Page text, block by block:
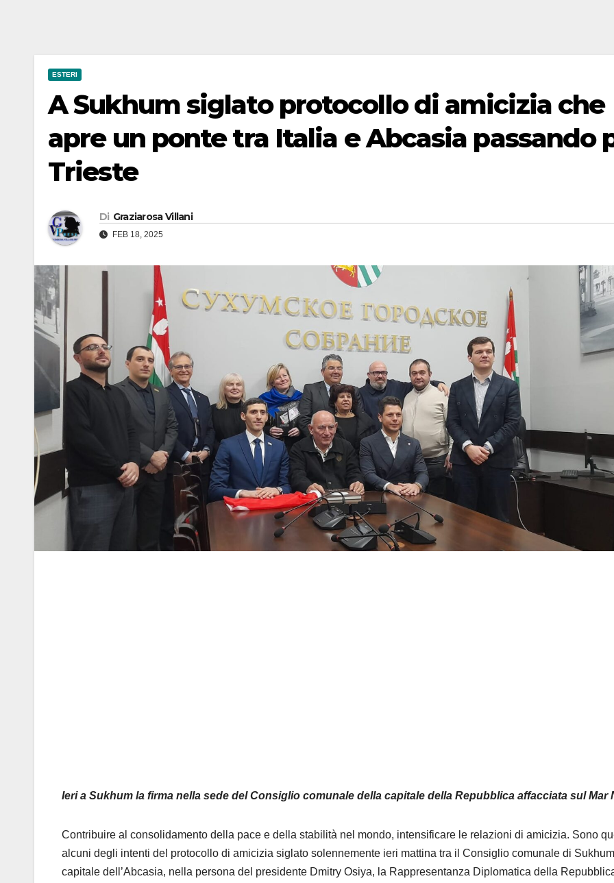
ESTERI
A Sukhum siglato protocollo di amicizia che
apre un ponte tra Italia e Abcasia passando
Trieste
Di Graziarosa Villani
FEB 18, 2025
Ieri a Sukhum la firma nella sede del Consiglio comunale della capitale della Repubblica affacciata sul Mar
Contribuire al consolidamento della pace e della stabilità nel mondo, intensificare le relazioni di amicizia. Sono
alcuni degli intenti del protocollo di amicizia siglato solennemente ieri mattina tra il Consiglio comunale di
capitale dell’Abcasia, nella persona del presidente Dmitry Osiya, la Rappresentanza Diplomatica della